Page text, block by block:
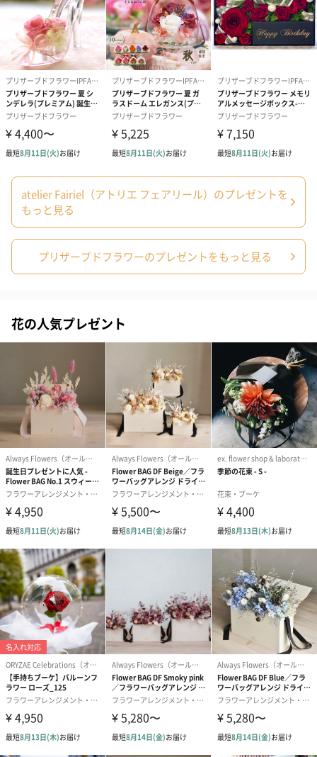
atelier Fairiel（アトリエ フェアリール）のプレゼントを
もっと見る
プリザーブドフラワーのプレゼントをもっと見る
花の人気プレゼント